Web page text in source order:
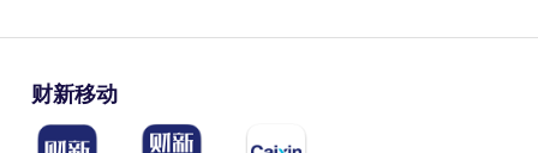
财新移动